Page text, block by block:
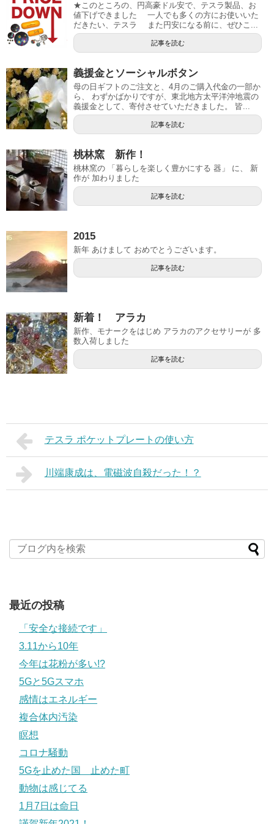
★このところの、円高豪ドル安で、テスラ製品、お
値下げできました 一人でも多くの方にお使いいた
だきたい、テスラ また円安になる前に、ぜひこ...
記事を読む
義援金とソーシャルボタン
母の日ギフトのご注文と、4月のご購入代金の一部か
ら、 わずかばかりですが、東北地方太平洋沖地震の
義援金として、寄付させていただきました。 皆...
記事を読む
桃林窯 新作！
桃林窯の 「暮らしを楽しく豊かにする 器」 に、 新
作が 加わりました
記事を読む
2015
新年 あけまして おめでとうございます。
記事を読む
新着！ アラカ
新作、モナークをはじめ アラカのアクセサリーが 多
数入荷しました
記事を読む
テスラ ポケットプレートの使い方
川端康成は、電磁波自殺だった！？
最近の投稿
「安全な接続です」
3.11から10年
今年は花粉が多い!?
5Gと5Gスマホ
感情はエネルギー
複合体内汚染
瞑想
コロナ騒動
5Gを止めた国 止めた町
動物は感じてる
1月7日は命日